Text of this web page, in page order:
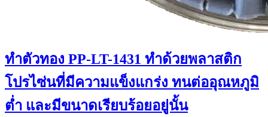
ทำตัวทอง PP-LT-1431 ทำด้วยพลาสติก
โปรไซ่นที่มีความแข็งแกร่ง ทนต่ออุณหภูมิ
ต่ำ และมีขนาดเรียบร้อยอยู่นั้น